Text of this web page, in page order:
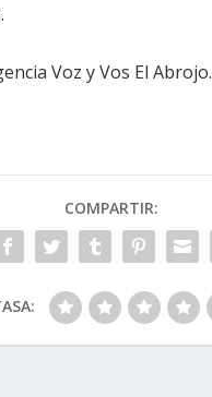
Voz y Vos El Abrojo.
COMPARTIR: